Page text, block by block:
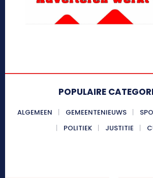
POPULAIRE
ALGEMEEN GEMEENTENIEUWS
POLITIEK
JUSTITIE